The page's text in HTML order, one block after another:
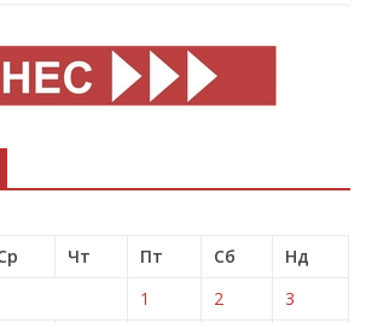
Чт Пт Сб
Нд
1
2
3